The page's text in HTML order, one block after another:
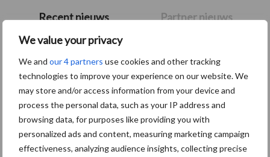
We value your privacy
We and our 4 partners use cookies and other tracking
technologies to improve your experience on our website. We
may store and/or access information from your device and
process the personal data, such as your IP address and
browsing data, for purposes like providing you with
personalized ads and content, measuring marketing campaign
effectiveness, analyzing audience insights, collecting precise
Primaire
Sidebar
Recent nieuws Partner nieuws
voor kouters"
5 aug
Nieuwe compacte gedragen
pootcombinatie van AVR